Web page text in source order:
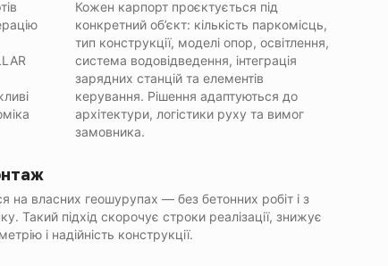
Кожен карпорт проєктується під
конкретний об’єкт: кількість паркомісць,
тип конструкції, моделі опор, освітлення,
система водовідведення, інтеграція
зарядних станцій та елементів
керування. Рішення адаптуються до
архітектури, логістики руху та вимог
замовника.
на власних геошурупах — без бетонних робіт і з
Такий підхід скорочує строки реалізації, знижує
і надійність конструкції.